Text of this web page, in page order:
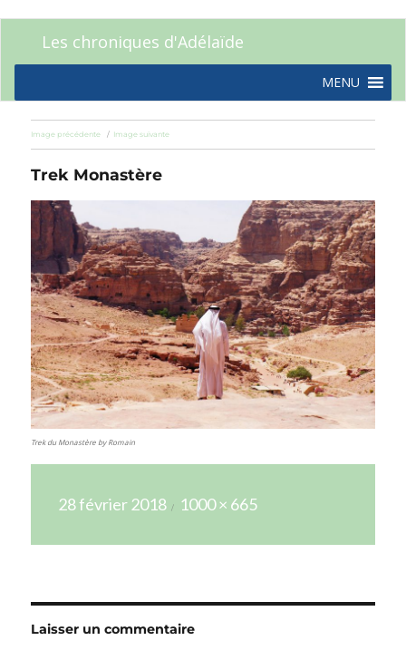
Les chroniques d'Adélaïde
MENU
Image précédente Image suivante
Trek Monastère
Trek du Monastère by Romain
le
28 février 2018
réelle
1000 × 665
Laisser un commentaire